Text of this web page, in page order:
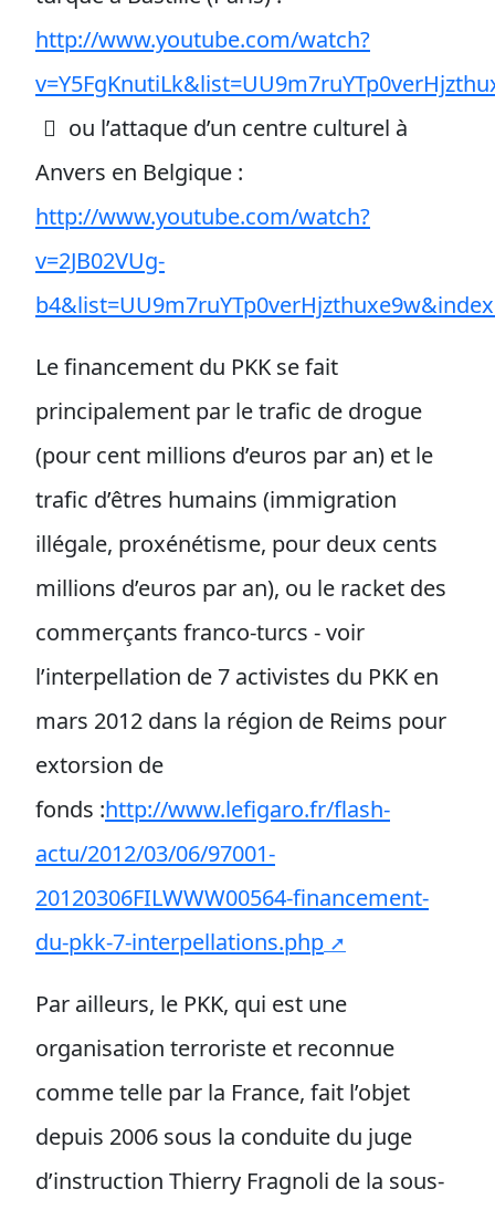
http://www.youtube.com/watch?
ou l’attaque d’un centre culturel à
Anvers en Belgique :
http://www.youtube.com/watch?
v=2JB02VUg-
Le financement du PKK se fait
principalement par le trafic de drogue
(pour cent millions d’euros par an) et le
trafic d’êtres humains (immigration
illégale, proxénétisme, pour deux cents
millions d’euros par an), ou le racket des
commerçants franco-turcs - voir
l’interpellation de 7 activistes du PKK en
mars 2012 dans la région de Reims pour
extorsion de
fonds :http://www.lefigaro.fr/flash-
actu/2012/03/06/97001-
20120306FILWWW00564-financement-
du-pkk-7-interpellations.php
Par ailleurs, le PKK, qui est une
organisation terroriste et reconnue
comme telle par la France, fait l’objet
depuis 2006 sous la conduite du juge
d’instruction Thierry Fragnoli de la sous-